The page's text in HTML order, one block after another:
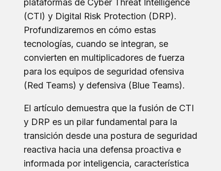
(CTI) y Digital Risk Protection (DRP).
Profundizaremos en cómo estas
tecnologías, cuando se integran, se
convierten en multiplicadores de fuerza
para los equipos de seguridad ofensiva
(Red Teams) y defensiva (Blue Teams).
El artículo demuestra que la fusión de CTI
y DRP es un pilar fundamental para la
transición desde una postura de seguridad
reactiva hacia una defensa proactiva e
informada por inteligencia, característica